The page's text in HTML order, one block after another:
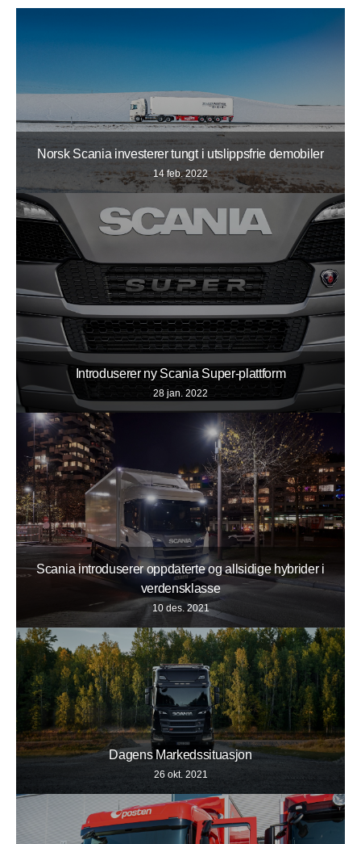
Norsk Scania investerer tungt i utslippsfrie demobiler
14 feb. 2022
Introduserer ny Scania Super-plattform
28 jan. 2022
Scania introduserer oppdaterte og allsidige hybrider i
verdensklasse
10 des. 2021
Dagens Markedssituasjon
26 okt. 2021